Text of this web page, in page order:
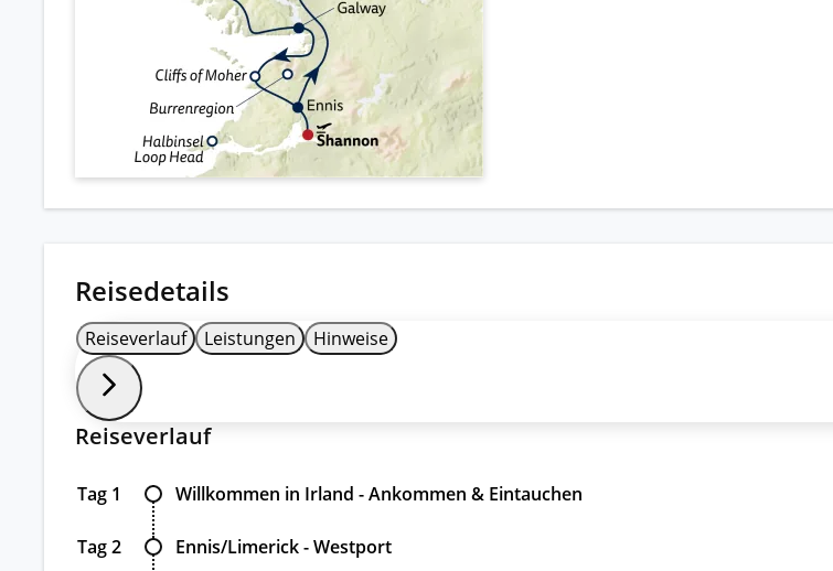
Reisedetails
Reiseverlauf Leistungen Hinweise
Reiseverlauf
Tag 1 Willkommen in Irland - Ankommen & Eintauchen
Tag 2
Ennis/Limerick - Westport